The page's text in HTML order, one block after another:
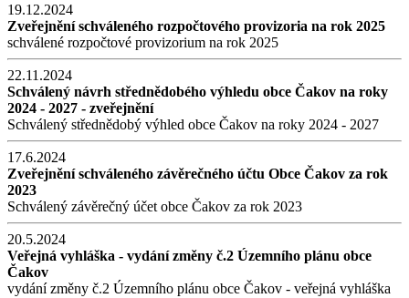
19.12.2024
Zveřejnění schváleného rozpočtového provizoria na rok 2025
schválené rozpočtové provizorium na rok 2025
22.11.2024
Schválený návrh střednědobého výhledu obce Čakov na roky
2024 - 2027 - zveřejnění
Schválený střednědobý výhled obce Čakov na roky 2024 - 2027
17.6.2024
Zveřejnění schváleného závěrečného účtu Obce Čakov za rok
2023
Schválený závěrečný účet obce Čakov za rok 2023
20.5.2024
Veřejná vyhláška - vydání změny č.2 Územního plánu obce
Čakov
vydání změny č.2 Územního plánu obce Čakov - veřejná vyhláška